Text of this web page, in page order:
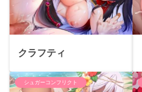
クラフティ
シュガーコンフリクト